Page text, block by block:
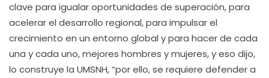
clave para igualar oportunidades de superación, para
acelerar el desarrollo regional, para impulsar el
crecimiento en un entorno global y para hacer de cada
una y cada uno, mejores hombres y mujeres, y eso dijo,
lo construye la UMSNH, “por ello, se requiere defender a